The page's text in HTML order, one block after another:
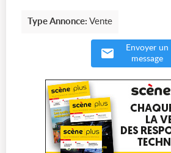
Type Annonce: Vente
Envoyer un
message